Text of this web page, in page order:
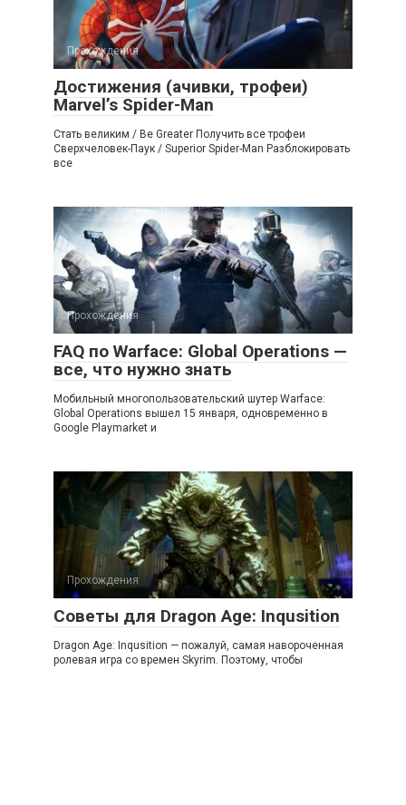
Прохождения
Достижения (ачивки, трофеи)
Marvel’s Spider-Man
Cтать великим / Be Greater Получить все трофеи
Сверхчеловек-Паук / Superior Spider-Man Разблокировать
все
Прохождения
FAQ по Warface: Global Operations —
все, что нужно знать
Мобильный многопользовательский шутер Warface:
Global Operations вышел 15 января, одновременно в
Google Playmarket и
Прохождения
Советы для Dragon Age: Inqusition
Dragon Age: Inqusition — пожалуй, самая навороченная
ролевая игра со времен Skyrim. Поэтому, чтобы